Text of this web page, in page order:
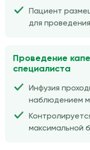
Пациент
для
Проведение
специалиста
Инфузия
наблюдением
максимальной